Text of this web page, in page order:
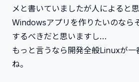
メと書いていましたが人によると思
Windowsアプリを作りたいのなら
するべきだと思いますし…
もっと言うなら開発全般Linuxが一
ね。